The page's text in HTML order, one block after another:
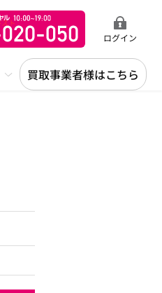
ログイン
買取事業者様はこちら